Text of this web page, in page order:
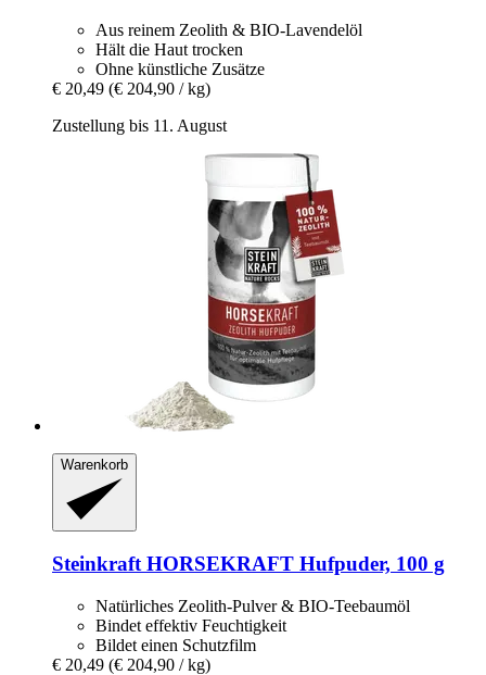
Aus reinem Zeolith & BIO-Lavendelöl
Hält die Haut trocken
Ohne künstliche Zusätze
€ 20,49 (€ 204,90 / kg)
Zustellung bis 11. August
Warenkorb
Steinkraft HORSEKRAFT Hufpuder, 100 g
Natürliches Zeolith-Pulver & BIO-Teebaumöl
Bindet effektiv Feuchtigkeit
Bildet einen Schutzfilm
€ 20,49 (€ 204,90 / kg)